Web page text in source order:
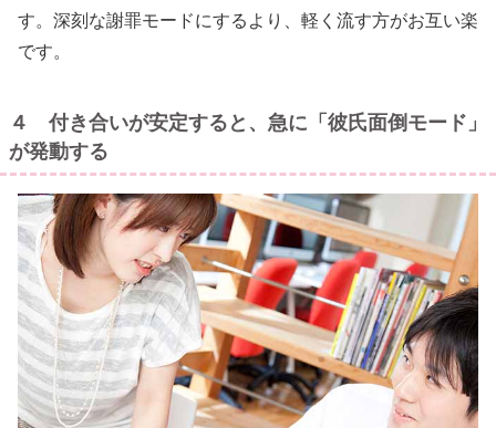
す。深刻な謝罪モードにするより、軽く流す方がお互い楽
です。
４ 付き合いが安定すると、急に「彼氏面倒モード」
が発動する